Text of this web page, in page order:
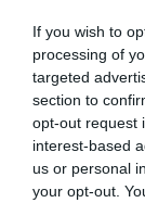
If you wish to
processing of
targeted
section to
opt-out request
interest-based
us or personal
your opt-out.
Ez
is